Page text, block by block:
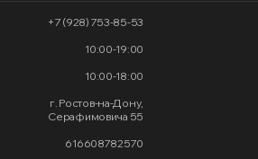
+7 (928) 753-85-53
10:00-19:00
10:00-18:00
г. Ростов-на-Дону,
Серафимовича 55
616608782570